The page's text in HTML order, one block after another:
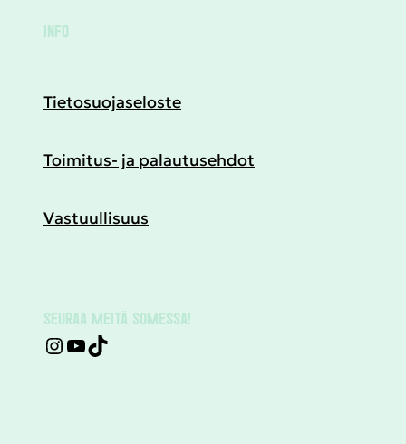
INFO
Tietosuojaseloste
Toimitus- ja palautusehdot
Vastuullisuus
SEURAA MEITÄ SOMESSA!